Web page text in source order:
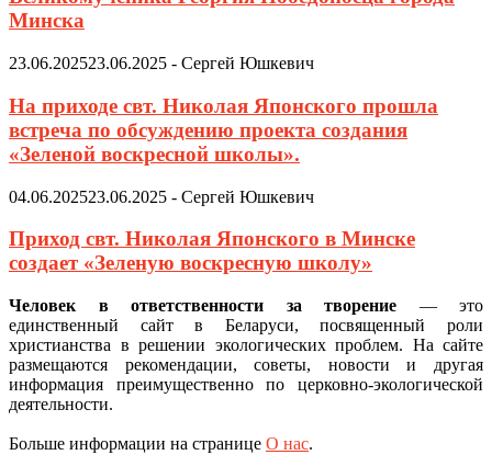
Минска
23.06.202523.06.2025 - Сергей Юшкевич
На приходе свт. Николая Японского прошла
встреча по обсуждению проекта создания
«Зеленой воскресной школы».
04.06.202523.06.2025 - Сергей Юшкевич
Приход свт. Николая Японского в Минске
создает «Зеленую воскресную школу»
Человек в ответственности за творение — это
единственный сайт в Беларуси, посвященный роли
христианства в решении экологических проблем. На сайте
размещаются рекомендации, советы, новости и другая
информация преимущественно по церковно-экологической
деятельности.
Больше информации на странице О нас.